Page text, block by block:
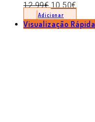
12.99€ 10.50€
Adicionar
Visualização Rápida